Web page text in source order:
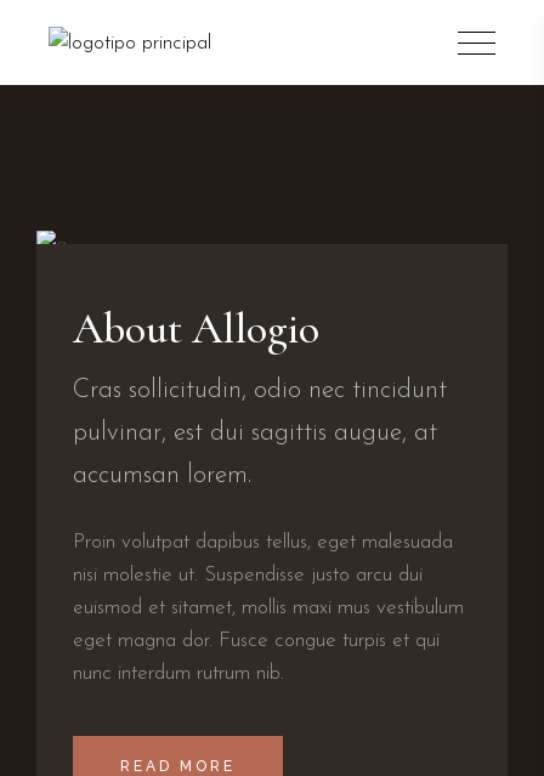
About Allogio
Cras sollicitudin, odio nec tincidunt
pulvinar, est dui sagittis augue, at
accumsan lorem.
Proin volutpat dapibus tellus, eget malesuada
nisi molestie ut. Suspendisse justo arcu dui
euismod et sitamet, mollis maxi mus vestibulum
eget magna dor. Fusce congue turpis et qui
nunc interdum rutrum nib.
READ MORE